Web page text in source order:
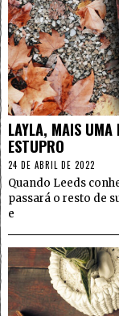
LAYLA, MAIS
ESTUPRO
24 DE ABRIL DE 2022
Quando Leeds
passará o resto de
e